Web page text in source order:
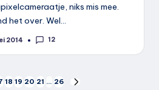
niks mis mee.
het over. Wel…
2014 12
18 19 20 21 … 26